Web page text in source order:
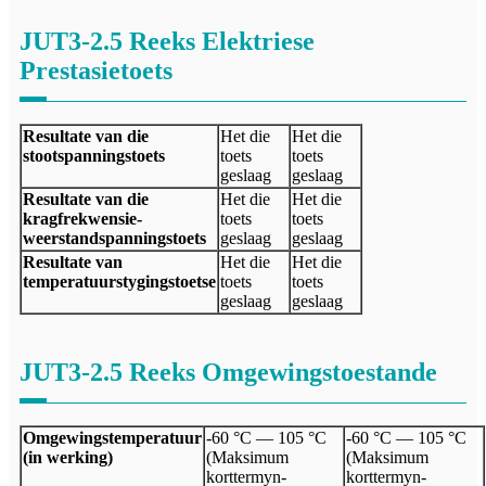
JUT3-2.5 Reeks Elektriese
Prestasietoets
Resultate van die
stootspanningstoets
Het die
toets
geslaag
Het die
toets
geslaag
Resultate van die
kragfrekwensie-
weerstandspanningstoets
Het die
toets
geslaag
Het die
toets
geslaag
Resultate van
temperatuurstygingstoetse
Het die
toets
geslaag
Het die
toets
geslaag
JUT3-2.5 Reeks Omgewingstoestande
Omgewingstemperatuur
(in werking)
-60 °C — 105 °C
(Maksimum
korttermyn-
-60 °C — 105 °C
(Maksimum
korttermyn-